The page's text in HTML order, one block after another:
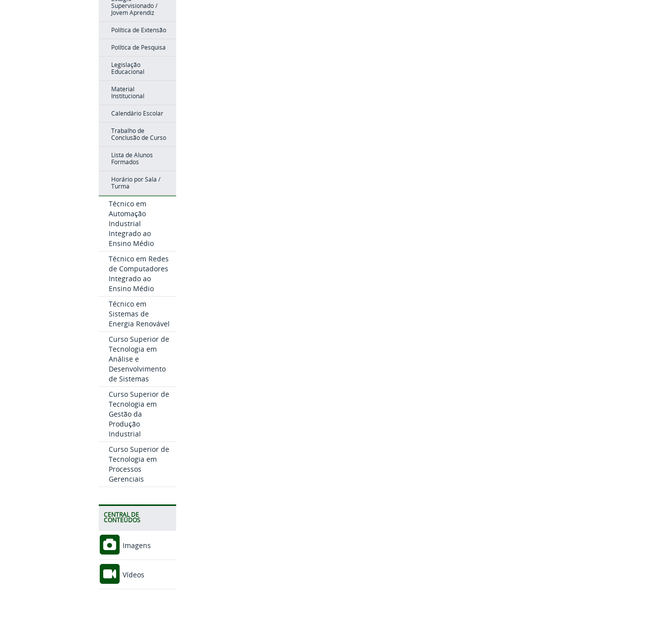
Supervisionado /
Jovem Aprendiz
Política de Extensão
Política de Pesquisa
Legislação
Educacional
Material
Institucional
Calendário Escolar
Trabalho de
Conclusão de Curso
Lista de Alunos
Formados
Horário por Sala /
Turma
Técnico em
Automação
Industrial
Integrado ao
Ensino Médio
Técnico em Redes
de Computadores
Integrado ao
Ensino Médio
Técnico em
Sistemas de
Energia Renovável
Curso Superior de
Tecnologia em
Análise e
Desenvolvimento
de Sistemas
Curso Superior de
Tecnologia em
Gestão da
Produção
Industrial
Curso Superior de
Tecnologia em
Processos
Gerenciais
CENTRAL DE
CONTEÚDOS
Imagens
Vídeos